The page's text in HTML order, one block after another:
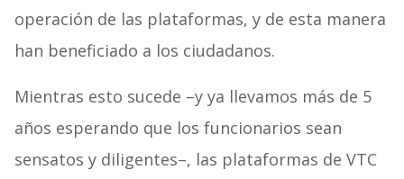
operación de las plataformas, y de esta manera
han beneficiado a los ciudadanos.
Mientras esto sucede –y ya llevamos más de 5
años esperando que los funcionarios sean
sensatos y diligentes–, las plataformas de VTC